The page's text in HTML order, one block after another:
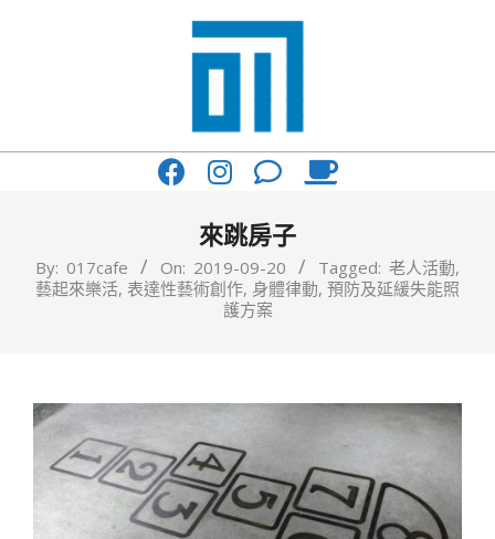
017
你
一
啡
館
來跳房子
By: 017cafe On: 2019-09-20 Tagged: 老人活動,
藝起來樂活, 表達性藝術創作, 身體律動, 預防及延緩失能照
護方案